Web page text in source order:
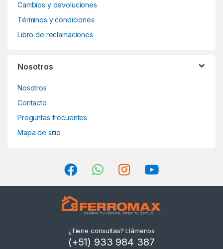
Cambios y devoluciones
Términos y condiciones
Libro de reclamaciones
Nosotros
Nosotros
Contacto
Preguntas frecuentes
Mapa de sitio
¿Tiene consultas? Llámenos
(+51) 933 984 387